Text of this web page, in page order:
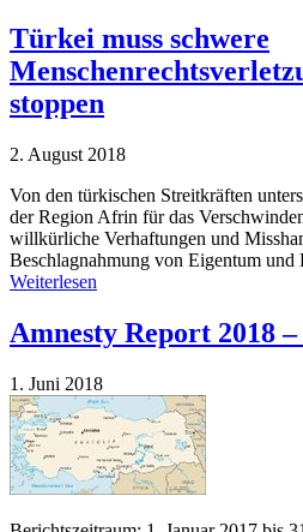
Türkei muss schwere
stoppen
2. August 2018
Von den türkischen Streitkräften
der Region Afrin für das
willkürliche Verhaftungen und
Beschlagnahmung von Eigentum
Weiterlesen
Amnesty Report 2018
1. Juni 2018